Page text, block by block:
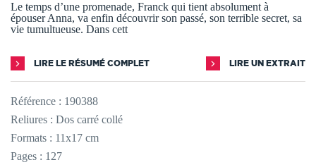
Le temps d’une promenade, Franck qui tient absolument à
épouser Anna, va enfin découvrir son passé, son terrible secret, sa
vie tumultueuse. Dans cett
LIRE LE RÉSUMÉ COMPLET LIRE UN EXTRAIT
Référence : 190388
Reliures : Dos carré collé
Formats : 11x17 cm
Pages : 127